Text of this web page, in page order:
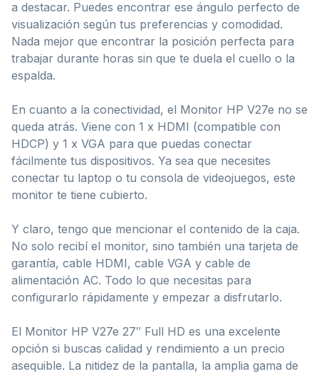
a destacar. Puedes encontrar ese ángulo perfecto de
visualización según tus preferencias y comodidad.
Nada mejor que encontrar la posición perfecta para
trabajar durante horas sin que te duela el cuello o la
espalda.
En cuanto a la conectividad, el Monitor HP V27e no se
queda atrás. Viene con 1 x HDMI (compatible con
HDCP) y 1 x VGA para que puedas conectar
fácilmente tus dispositivos. Ya sea que necesites
conectar tu laptop o tu consola de videojuegos, este
monitor te tiene cubierto.
Y claro, tengo que mencionar el contenido de la caja.
No solo recibí el monitor, sino también una tarjeta de
garantía, cable HDMI, cable VGA y cable de
alimentación AC. Todo lo que necesitas para
configurarlo rápidamente y empezar a disfrutarlo.
El Monitor HP V27e 27″ Full HD es una excelente
opción si buscas calidad y rendimiento a un precio
asequible. La nitidez de la pantalla, la amplia gama de